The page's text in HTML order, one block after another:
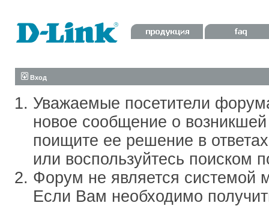
Вход
Уважаемые посетители
новое сообщение о
поищите ее решение в
или воспользуйтесь поиском
Форум не является системой
Если Вам необходимо